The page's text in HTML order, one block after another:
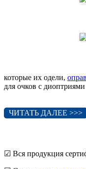
которые их одели,
для очков с
ЧИТАТЬ ДАЛЕЕ >>>
☑ Вся продукция